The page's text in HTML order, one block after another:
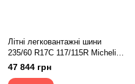
Літні легковантажні шини
235/60 R17C 117/115R Micheline
Agiles 3
47 844 грн